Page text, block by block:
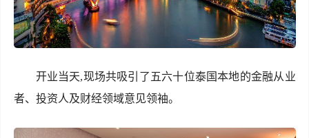
开业当天,现场共吸引了五六十位泰国本地的金融从业
者、投资人及财经领域意见领袖。